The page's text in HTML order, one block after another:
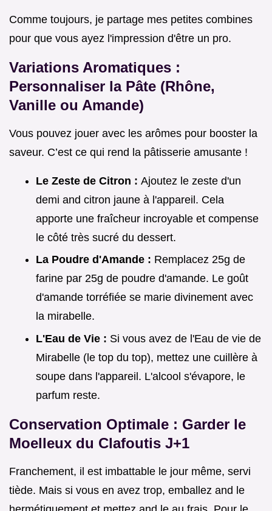
Comme toujours, je partage mes petites combines
pour que vous ayez l'impression d'être un pro.
Variations Aromatiques :
Personnaliser la Pâte (Rhône,
Vanille ou Amande)
Vous pouvez jouer avec les arômes pour booster la
saveur. C’est ce qui rend la pâtisserie amusante !
Le Zeste de Citron : Ajoutez le zeste d'un
demi and citron jaune à l'appareil. Cela
apporte une fraîcheur incroyable et compense
le côté très sucré du dessert.
La Poudre d'Amande : Remplacez 25g de
farine par 25g de poudre d'amande. Le goût
d'amande torréfiée se marie divinement avec
la mirabelle.
L'Eau de Vie : Si vous avez de l'Eau de vie de
Mirabelle (le top du top), mettez une cuillère à
soupe dans l'appareil. L'alcool s'évapore, le
parfum reste.
Conservation Optimale : Garder le
Moelleux du Clafoutis J+1
Franchement, il est imbattable le jour même, servi
tiède. Mais si vous en avez trop, emballez and le